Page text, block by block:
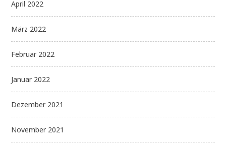
April 2022
März 2022
Februar 2022
Januar 2022
Dezember 2021
November 2021